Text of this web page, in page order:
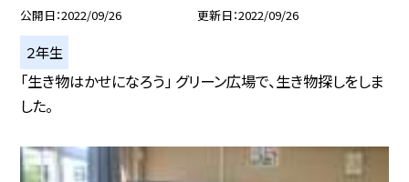
公開日 2022/09/26 更新日 2022/09/26
２年生
「生き物はかせになろう」 グリーン広場で、生き物探しをしま
した。